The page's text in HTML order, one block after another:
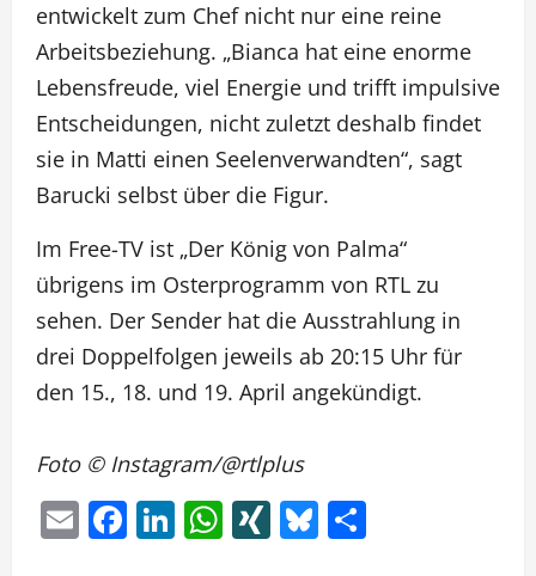
entwickelt zum Chef nicht nur eine reine
Arbeitsbeziehung. „Bianca hat eine enorme
Lebensfreude, viel Energie und trifft impulsive
Entscheidungen, nicht zuletzt deshalb findet
sie in Matti einen Seelenverwandten“, sagt
Barucki selbst über die Figur.
Im Free-TV ist „Der König von Palma“
übrigens im Osterprogramm von RTL zu
sehen. Der Sender hat die Ausstrahlung in
drei Doppelfolgen jeweils ab 20:15 Uhr für
den 15., 18. und 19. April angekündigt.
Foto © Instagram/@rtlplus
EmailFacebook
LinkedIn
WhatsApp
XINGBluesky